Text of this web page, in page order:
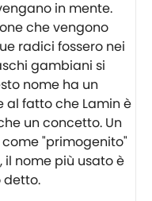
in mente.
che vengono
radici fossero nei
gambiani si
nome ha un
al fatto che Lamin è
un concetto. Un
"primogenito"
il nome più usato è
detto.